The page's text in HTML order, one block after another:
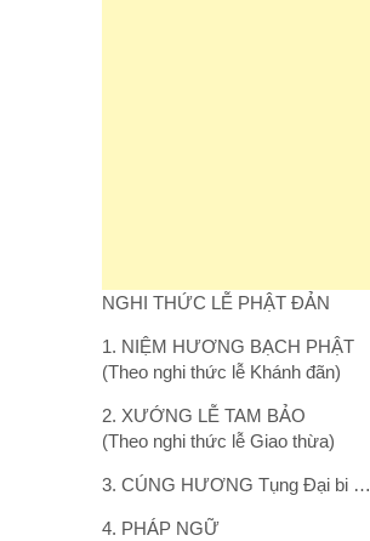
NGHI THỨC LỄ PHẬT ĐẢN
1. NIỆM HƯƠNG BẠCH PHẬT
(Theo nghi thức lễ Khánh đãn)
2. XƯỚNG LỄ TAM BẢO
(Theo nghi thức lễ Giao thừa)
3. CÚNG HƯƠNG Tụng Đại bi …
4. PHÁP NGỮ